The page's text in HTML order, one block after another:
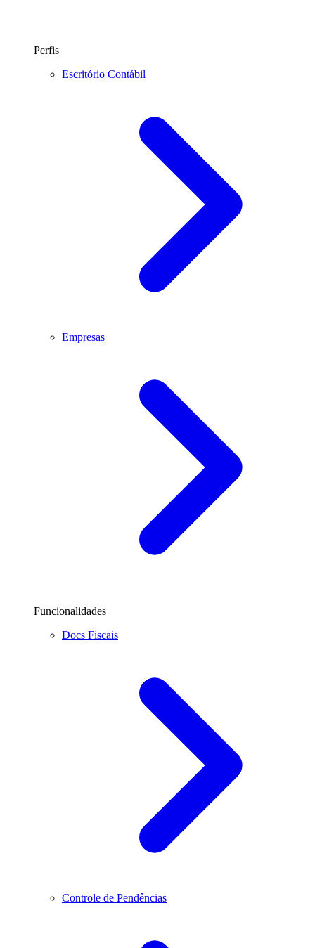
Perfis
Escritório Contábil
Empresas
Funcionalidades
Docs Fiscais
Controle de Pendências